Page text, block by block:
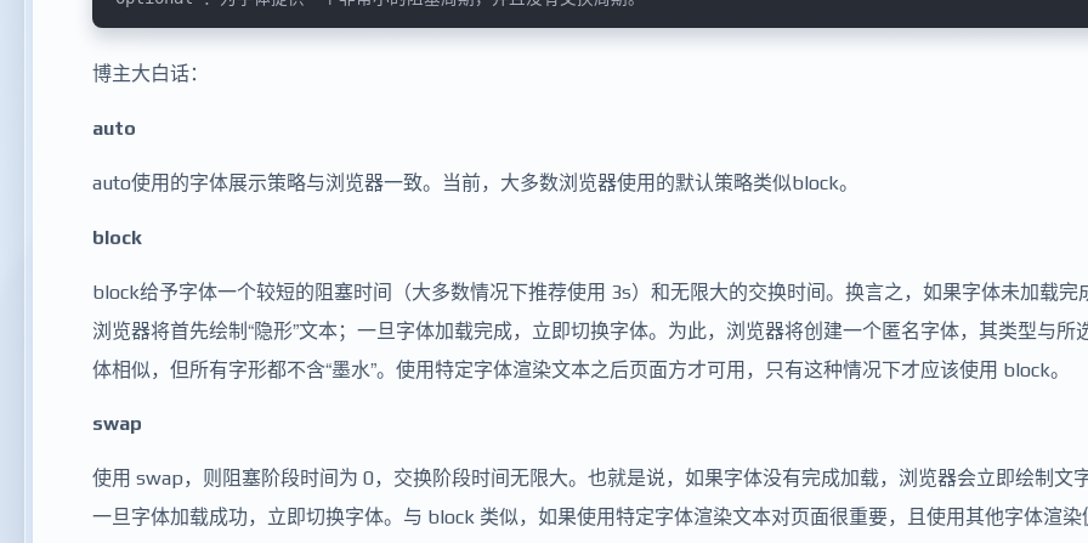
博主大白话：
auto
auto使用的字体展示策略与浏览器一致。当前，大多数浏览器使用的默认策略类似block。
block
block给予字体一个较短的阻塞时间（大多数情况下推荐使用 3s）和无限大的交换时间。换言之，如果字体未加载完
浏览器将首先绘制“隐形”文本；一旦字体加载完成，立即切换字体。为此，浏览器将创建一个匿名字体，其类型与所
体相似，但所有字形都不含“墨水”。使用特定字体渲染文本之后页面方才可用，只有这种情况下才应该使用 block。
swap
使用 swap，则阻塞阶段时间为 0，交换阶段时间无限大。也就是说，如果字体没有完成加载，浏览器会立即绘制文
一旦字体加载成功，立即切换字体。与 block 类似，如果使用特定字体渲染文本对页面很重要，且使用其他字体渲染